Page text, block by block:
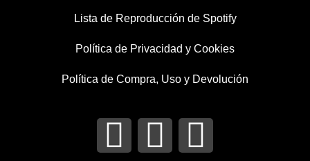
Lista de Reproducción de Spotify
Política de Privacidad y Cookies
Política de Compra, Uso y Devolución
I T F